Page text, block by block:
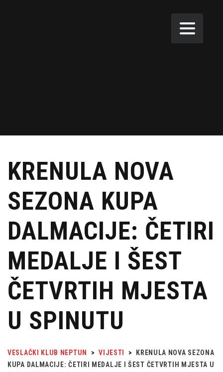
KRENULA NOVA
SEZONA KUPA
DALMACIJE: ČETIRI
MEDALJE I ŠEST
ČETVRTIH MJESTA
U SPINUTU
VESLAČKI KLUB NEPTUN > VIJESTI >
KRENULA NOVA SEZONA
KUPA DALMACIJE: ČETIRI MEDALJE I ŠEST ČETVRTIH MJESTA U